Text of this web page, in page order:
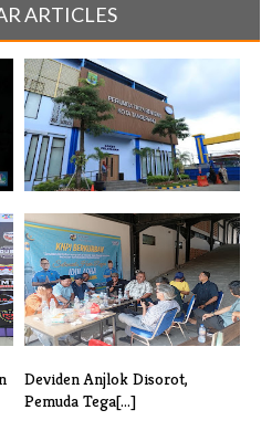
ARTICLES
Dugaan Penggelapan Oleh
Oknum Pegaw[...]
Deviden Anjlok Disorot,
Pemuda Tega[...]